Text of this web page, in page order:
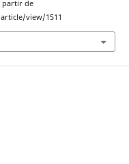
partir de
view/1511